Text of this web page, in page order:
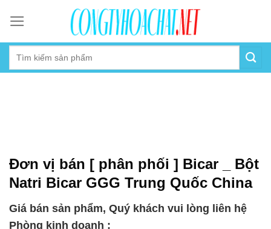
content
Đơn vị bán [ phân phối ] Bicar _ Bột
Natri Bicar GGG Trung Quốc China
Giá bán sản phẩm, Quý khách vui lòng liên hệ
Phòng kinh doanh :